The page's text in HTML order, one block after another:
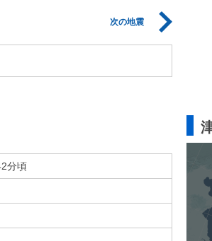
次の地震
分頃